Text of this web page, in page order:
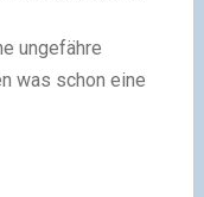
ungefähre
was schon eine